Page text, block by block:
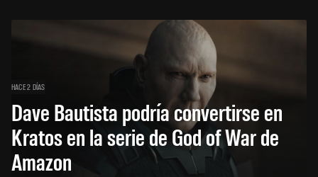
HACE 2 DÍAS
Dave Bautista podría convertirse en
Kratos en la serie de God of War de
Amazon